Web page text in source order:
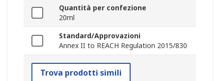
Quantità per confezione
20ml
Standard/Approvazioni
Annex II to REACH Regulation 2015/830
Trova prodotti simili